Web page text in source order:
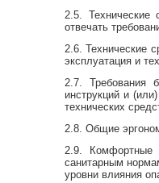
2.5.
отвечать
2.6. Технические
эксплуатация и
2.7. Требования
инструкций и
технических
2.8. Общие
2.9. Комфортные
санитарным
уровни влияния